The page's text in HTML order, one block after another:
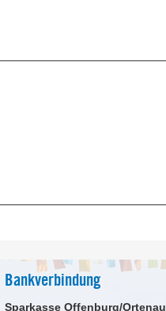
Bankverbindung
Sparkasse Offenburg/Ortenau